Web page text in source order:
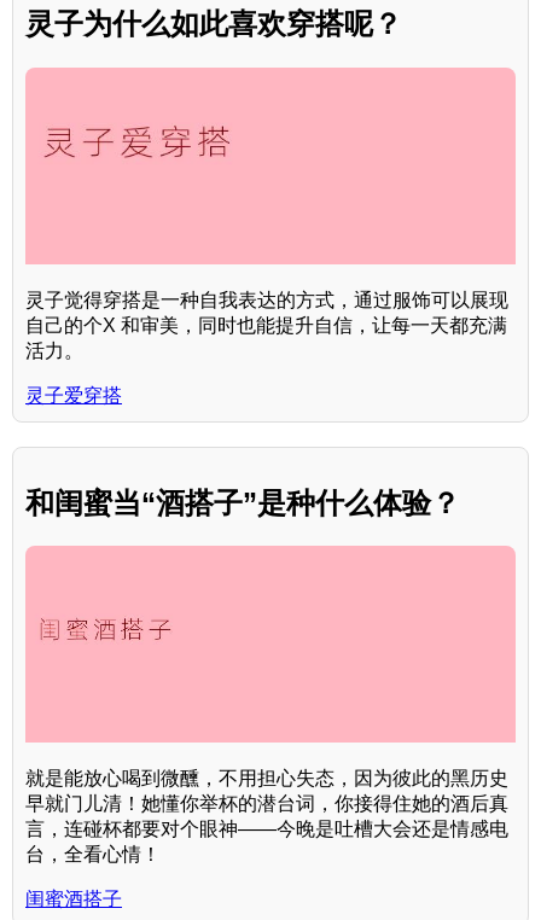
灵子为什么如此喜欢穿搭呢？
灵子觉得穿搭是一种自我表达的方式，通过服饰可以展现
自己的个X 和审美，同时也能提升自信，让每一天都充满
活力。
灵子爱穿搭
和闺蜜当“酒搭子”是种什么体验？
就是能放心喝到微醺，不用担心失态，因为彼此的黑历史
早就门儿清！她懂你举杯的潜台词，你接得住她的酒后真
言，连碰杯都要对个眼神——今晚是吐槽大会还是情感电
台，全看心情！
闺蜜酒搭子